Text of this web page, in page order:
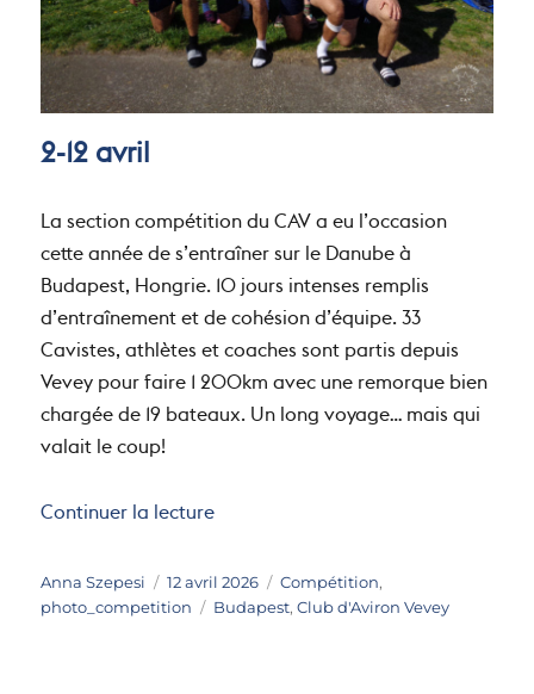
2-12 avril
La section compétition du CAV a eu l’occasion
cette année de s’entraîner sur le Danube à
Budapest, Hongrie. 10 jours intenses remplis
d’entraînement et de cohésion d’équipe. 33
Cavistes, athlètes et coaches sont partis depuis
Vevey pour faire 1 200km avec une remorque bien
chargée de 19 bateaux. Un long voyage… mais qui
valait le coup!
Continuer la lecturede « Camp d’Entraînement 2026
Auteur
Anna Szepesi
Publié
le
12 avril 2026 Catégories
Compétition,
photo_competition
Étiquettes
Budapest,Club d'Aviron Vevey